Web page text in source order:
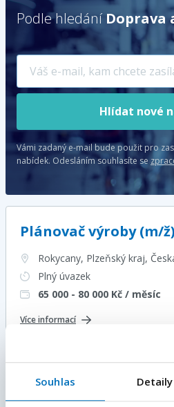
Souhlas Detaily
Podle hledání Doprava
Hlídat nové
Vámi zadaný e-mail bude použit pro
nabídek. Odesláním souhlasíte se
Plánovač výroby (m/ž)
Rokycany, Plzeňský kraj,
Plný úvazek
65 000 - 80 000 Kč / měsíc
Více informací
Specialista/ka
E-mailová adresa